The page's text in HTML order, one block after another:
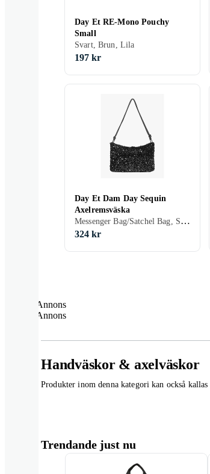
Day Et RE-Mono Pouchy
Small
Svart, Brun, Lila
197 kr
Day Et Dam Day Sequin
Axelremsväska
Messenger Bag/Satchel Bag, Svart, Grå
324 kr
Annons
Annons
Handväskor & axelväskor
Produkter inom denna kategori kan också kallas
Trendande just nu